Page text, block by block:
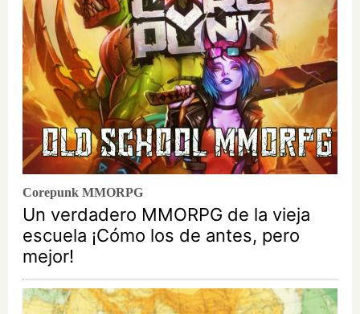
Corepunk MMORPG
Un verdadero MMORPG de la vieja
escuela ¡Cómo los de antes, pero
mejor!